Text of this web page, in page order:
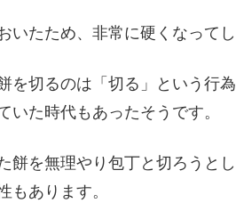
いたため、非常に硬くなって
を切るのは「切る」という行
いた時代もあったそうです。
餅を無理やり包丁と切ろうと
もあります。